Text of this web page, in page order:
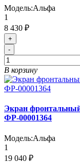
Модель:Альфа
1
8 430 ₽
+
-
В корзину
Экран
ФР-00001364
Модель:Альфа
1
19 040 ₽